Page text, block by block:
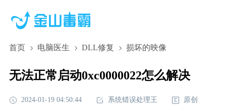
首页 电脑医生 DLL修复 损坏的映像
无法正常启动0xc0000022怎么解决
2024-01-19 04:50:44 系统错误处理王 原创